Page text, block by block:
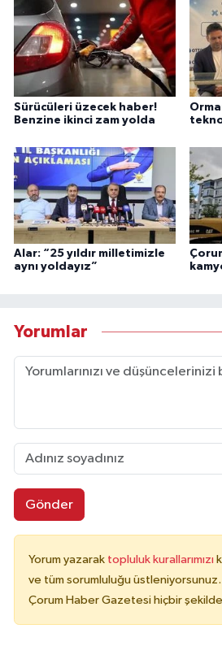
Sürücüleri üzecek haber!
Benzine ikinci zam yolda
Alar: “25 yıldır milletimizle
aynı yoldayız”
Yorumlar
Gönder
Yorum yazarak topluluk kurallarımızı
ve tüm sorumluluğu üstleniyorsunuz.
Çorum Haber Gazetesi hiçbir